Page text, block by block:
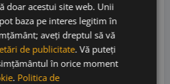
Descendant 2021
doar acestui site web. Unii
baza pe interes legitim în
aveți dreptul să vă
de publicitate. Vă puteți
în orice moment
. Politica de